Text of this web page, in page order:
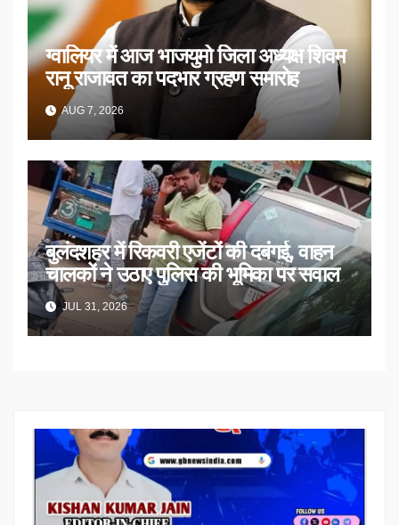
ग्वालियर में आज भाजयुमो जिला अध्यक्ष शिवम
रानू राजावत का पदभार ग्रहण समारोह
AUG 7, 2026
बुलंदशहर में रिकवरी एजेंटों की दबंगई, वाहन
चालकों ने उठाए पुलिस की भूमिका पर सवाल
JUL 31, 2026